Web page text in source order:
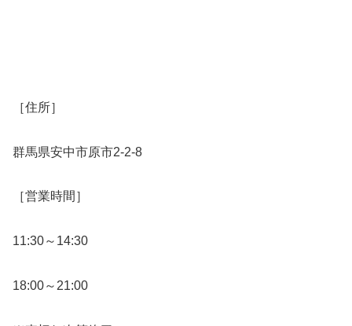
［住所］
群馬県安中市原市2-2-8
［営業時間］
11:30～14:30
18:00～21:00